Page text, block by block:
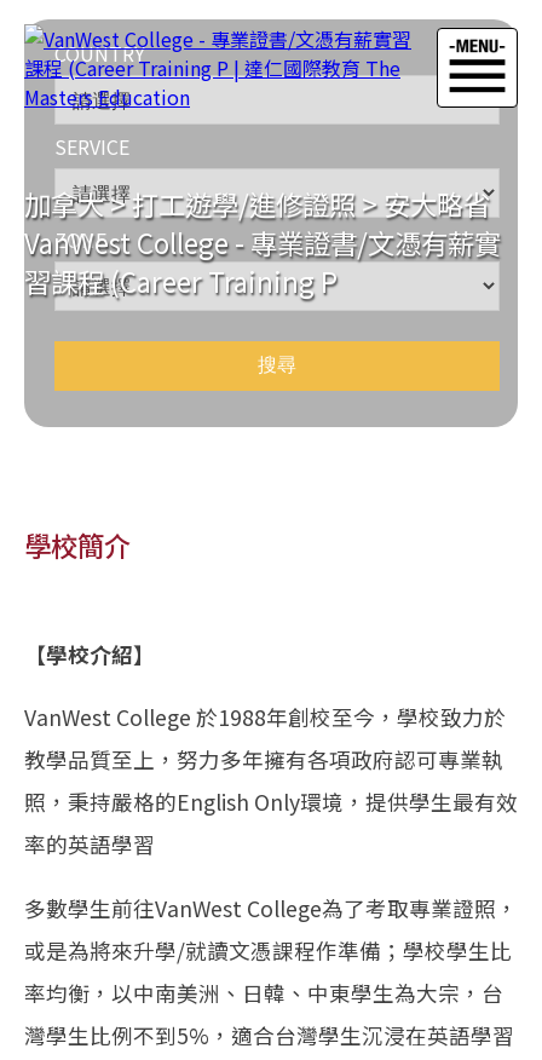
加拿大>打工遊學/進修證照>安大略省
VanWest College - 專業證書/文憑有薪實
習課程 (Career Training P
COUNTRY
SERVICE
ZONE
學校簡介
【學校介紹】
VanWest College 於1988年創校至今，學校致力於
教學品質至上，努力多年擁有各項政府認可專業執
照，秉持嚴格的English Only環境，提供學生最有效
率的英語學習
多數學生前往VanWest College為了考取專業證照，
或是為將來升學/就讀文憑課程作準備；學校學生比
率均衡，以中南美洲、日韓、中東學生為大宗，台
灣學生比例不到5%，適合台灣學生沉浸在英語學習